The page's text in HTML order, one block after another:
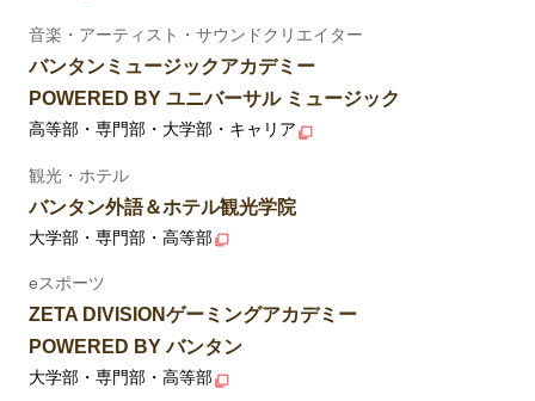
音楽・アーティスト・サウンドクリエイター
バンタンミュージックアカデミー
POWERED BY ユニバーサル ミュージック
高等部・専門部・大学部・キャリア
観光・ホテル
バンタン外語＆ホテル観光学院
大学部・専門部・高等部
eスポーツ
ZETA DIVISIONゲーミングアカデミー
POWERED BY バンタン
大学部・専門部・高等部